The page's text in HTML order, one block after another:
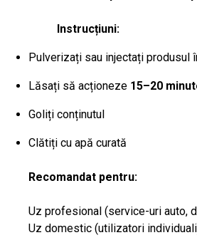
Instrucțiuni:
Pulverizați sau injectați produsul
Lăsați să acționeze 15–20
Goliți conținutul
Clătiți cu apă curată
Recomandat pentru:
Uz profesional (service-uri auto,
Uz domestic (utilizatori